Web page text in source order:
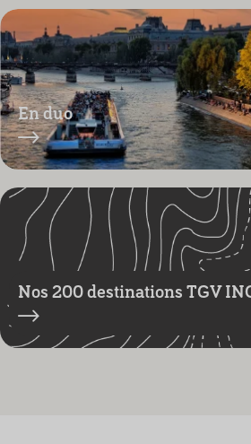
En duo
Nos 200 destinations TGV